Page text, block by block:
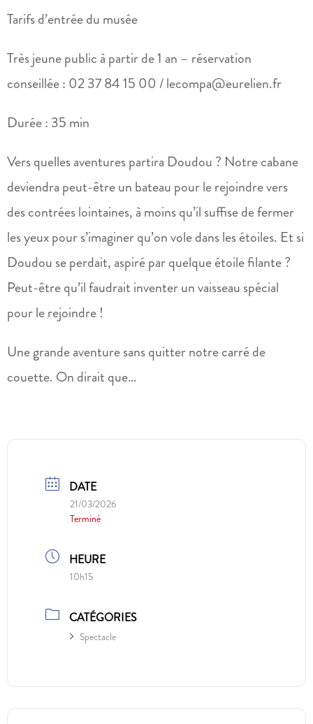
Tarifs d’entrée du musée
Très jeune public à partir de 1 an – réservation
conseillée : 02 37 84 15 00 / lecompa@eurelien.fr
Durée : 35 min
Vers quelles aventures partira Doudou ? Notre cabane
deviendra peut-être un bateau pour le rejoindre vers
des contrées lointaines, à moins qu’il suffise de fermer
les yeux pour s’imaginer qu’on vole dans les étoiles. Et si
Doudou se perdait, aspiré par quelque étoile filante ?
Peut-être qu’il faudrait inventer un vaisseau spécial
pour le rejoindre !
Une grande aventure sans quitter notre carré de
couette. On dirait que…
DATE
21/03/2026
Terminé
HEURE
10h15
CATÉGORIES
Spectacle